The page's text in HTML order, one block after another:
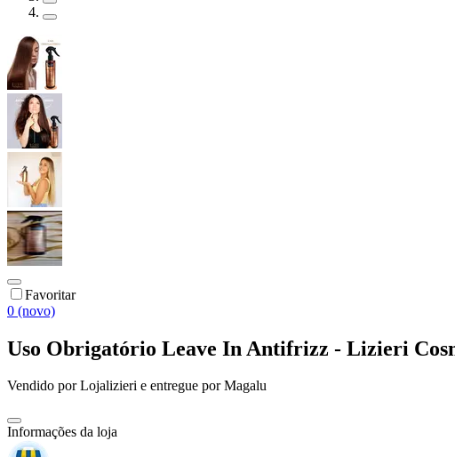
Favoritar
0 (novo)
Uso Obrigatório Leave In Antifrizz - Lizieri
Vendido porLojalizieri e entregue por Magalu
Informações da loja